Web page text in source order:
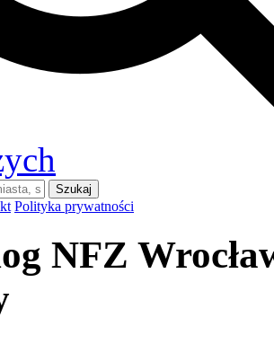
Szukaj
Polityka prywatności
NFZ